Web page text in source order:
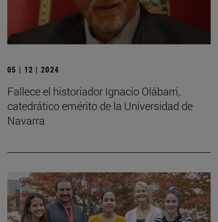
05 | 12 | 2024
Fallece el historiador Ignacio Olábarri,
catedrático emérito de la Universidad de
Navarra